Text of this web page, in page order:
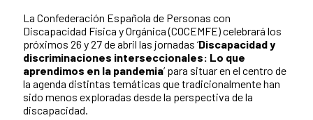
La Confederación Española de Personas con
Discapacidad Física y Orgánica (COCEMFE) celebrará los
próximos 26 y 27 de abril las jornadas ‘Discapacidad y
discriminaciones interseccionales: Lo que
aprendimos en la pandemia’ para situar en el centro de
la agenda distintas temáticas que tradicionalmente han
sido menos exploradas desde la perspectiva de la
discapacidad.